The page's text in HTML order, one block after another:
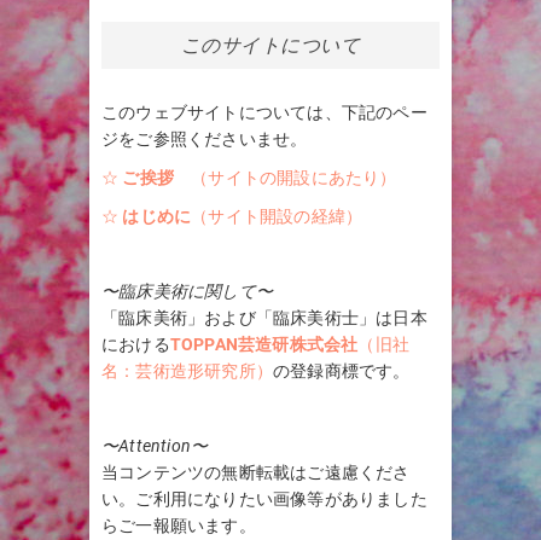
このサイトについて
このウェブサイトについては、下記のペー
ジをご参照くださいませ。
☆ ご挨拶
（サイトの開設にあたり）
☆ はじめに （サイト開設の経緯）
〜臨床美術に関して〜
「臨床美術」および「臨床美術士」は日本
におけるTOPPAN芸造研株式会社 （旧社
名：芸術造形研究所） の登録商標です。
〜Attention〜
当コンテンツの無断転載はご遠慮くださ
い。ご利用になりたい画像等がありました
らご一報願います。